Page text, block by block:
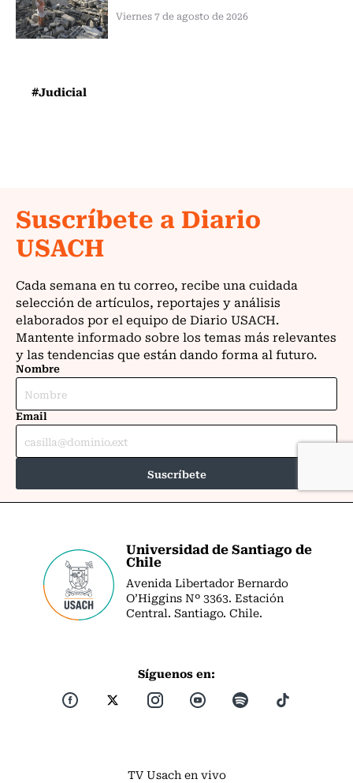
Viernes 7 de agosto de 2026
#Judicial
Universidad de Santiago de
Chile
Avenida Libertador Bernardo
O’Higgins Nº 3363. Estación
Central. Santiago. Chile.
Síguenos en:
TV Usach en vivo